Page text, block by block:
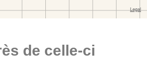
de celle-ci